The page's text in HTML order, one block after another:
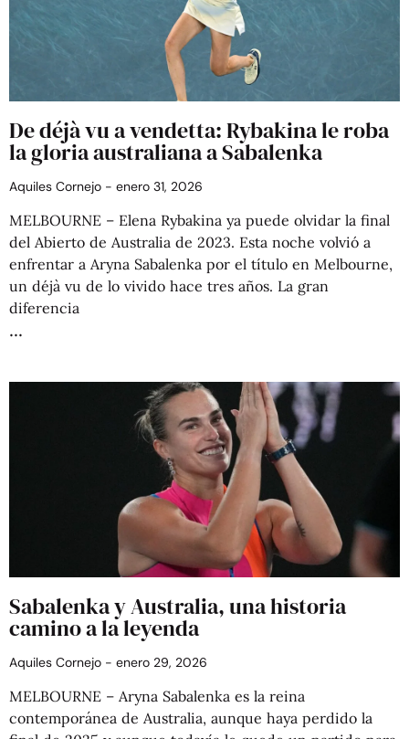
De déjà vu a vendetta: Rybakina le roba
la gloria australiana a Sabalenka
Aquiles Cornejo enero 31, 2026
MELBOURNE – Elena Rybakina ya puede olvidar la final
del Abierto de Australia de 2023. Esta noche volvió a
enfrentar a Aryna Sabalenka por el título en Melbourne,
un déjà vu de lo vivido hace tres años. La gran
diferencia
Sabalenka y Australia, una historia
camino a la leyenda
Aquiles Cornejo enero 29, 2026
MELBOURNE – Aryna Sabalenka es la reina
contemporánea de Australia, aunque haya perdido la